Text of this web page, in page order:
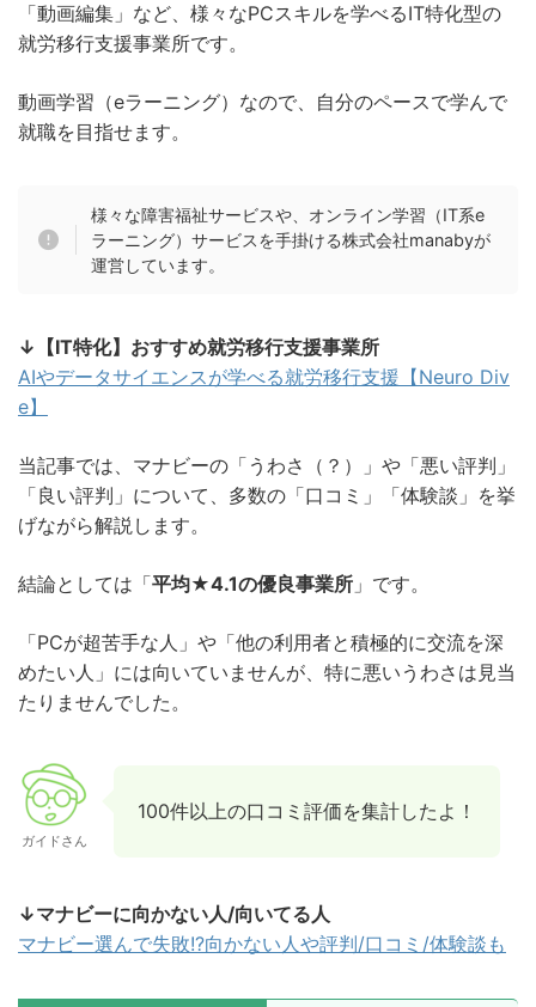
「動画編集」など、様々なPCスキルを学べるIT特化型の
就労移行支援事業所です。
動画学習（eラーニング）なので、自分のペースで学んで
就職を目指せます。
様々な障害福祉サービスや、オンライン学習（IT系e
ラーニング）サービスを手掛ける株式会社manabyが
運営しています。
↓【IT特化】おすすめ就労移行支援事業所
AIやデータサイエンスが学べる就労移行支援【Neuro Div
e】
当記事では、マナビーの「うわさ（？）」や「悪い評判」
「良い評判」について、多数の「口コミ」「体験談」を挙
げながら解説します。
結論としては「平均★4.1の優良事業所 」です。
「PCが超苦手な人」や「他の利用者と積極的に交流を深
めたい人」には向いていませんが、特に悪いうわさは見当
たりませんでした。
ガイドさん
100件以上の口コミ評価を集計したよ！
↓マナビーに向かない人/向いてる人
マナビー選んで失敗!?向かない人や評判/口コミ/体験談も